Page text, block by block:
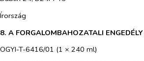
Írország
8. A FORGALOMBAHOZATALI
OGYI-T-6416/01 (1 × 240 ml)